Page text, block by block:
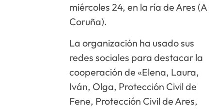
miércoles 24, en la ría de Ares (A
Coruña).
La organización ha usado sus
redes sociales para destacar la
cooperación de «Elena, Laura,
Iván, Olga, Protección Civil de
Fene, Protección Civil de Ares,